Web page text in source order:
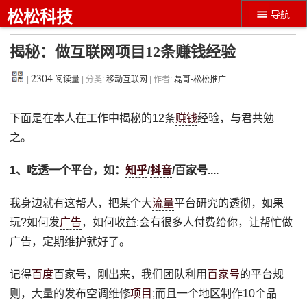
导航
松松科技
揭秘：做互联网项目12条赚钱经验
|2304 阅读量 | 分类:移动互联网 | 作者:磊哥-松松推广
下面是在本人在工作中揭秘的12条赚钱经验，与君共勉
之。
1、吃透一个平台，如：知乎/抖音/百家号....
我身边就有这帮人，把某个大流量平台研究的透彻，如果
玩?如何发广告，如何收益;会有很多人付费给你，让帮忙做
广告，定期维护就好了。
记得百度百家号，刚出来，我们团队利用 百家号的平台规
则，大量的发布空调维修项目 ;而且一个地区制作10个品